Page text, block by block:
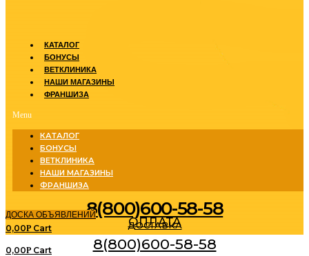
КАТАЛОГ
БОНУСЫ
ВЕТКЛИНИКА
НАШИ МАГАЗИНЫ
ФРАНШИЗА
Menu
КАТАЛОГ
БОНУСЫ
ВЕТКЛИНИКА
НАШИ МАГАЗИНЫ
ФРАНШИЗА
8(800)600-58-58
ДОСКА ОБЪЯВЛЕНИЙ
ДОСТАВКА
ОПЛАТА
0,00Р Cart
8(800)600-58-58
0,00Р Cart